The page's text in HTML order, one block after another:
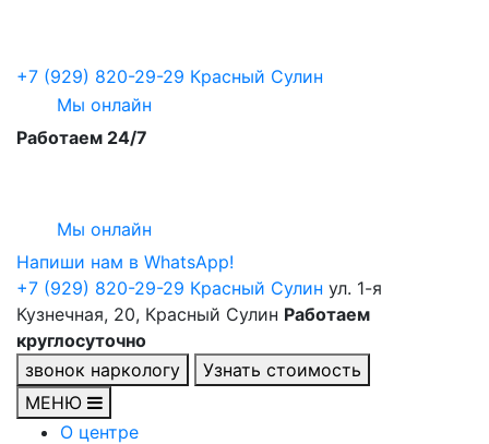
+7 (929) 820-29-29 Красный Сулин
Мы онлайн
Работаем 24/7
Мы онлайн
Напиши нам в WhatsApp!
+7 (929) 820-29-29 Красный Сулин ул. 1-я
Кузнечная, 20, Красный Сулин Работаем
круглосуточно
звонок наркологу
Узнать стоимость
МЕНЮ
О центре